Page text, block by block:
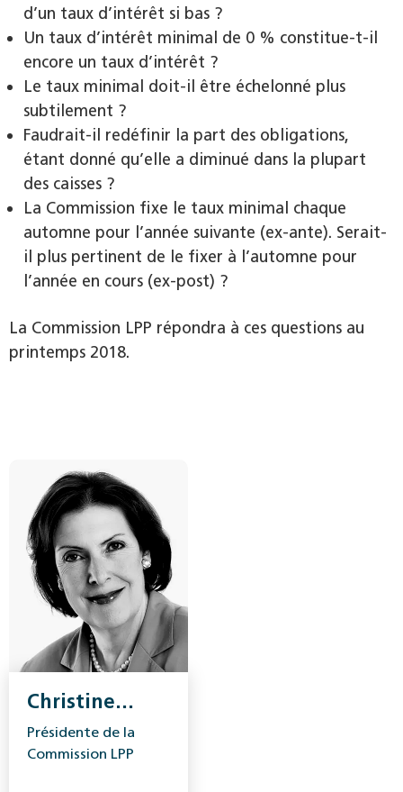
d’un taux d’intérêt si bas ?
Un taux d’intérêt minimal de 0 % constitue-t-il
encore un taux d’intérêt ?
Le taux minimal doit-il être échelonné plus
subtilement ?
Faudrait-il redéfinir la part des obligations,
étant donné qu’elle a diminué dans la plupart
des caisses ?
La Commission fixe le taux minimal chaque
automne pour l’année suivante (ex-ante). Serait-
il plus pertinent de le fixer à l’automne pour
l’année en cours (ex-post) ?
La Commission LPP répondra à ces questions au
printemps 2018.
Christine
Egerszegi-
Obrist
Présidente de la
Commission LPP